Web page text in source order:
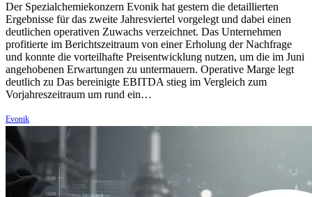
Der Spezialchemiekonzern Evonik hat gestern die detaillierten
Ergebnisse für das zweite Jahresviertel vorgelegt und dabei einen
deutlichen operativen Zuwachs verzeichnet. Das Unternehmen
profitierte im Berichtszeitraum von einer Erholung der Nachfrage
und konnte die vorteilhafte Preisentwicklung nutzen, um die im Juni
angehobenen Erwartungen zu untermauern. Operative Marge legt
deutlich zu Das bereinigte EBITDA stieg im Vergleich zum
Vorjahreszeitraum um rund ein…
Evonik